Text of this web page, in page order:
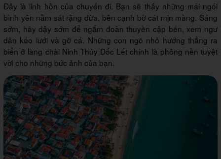
Đây là linh hồn của chuyến đi. Bạn sẽ thấy những mái ngói
bình yên nằm sát rặng dừa, bên cạnh bờ cát mịn màng. Sáng
sớm, hãy dậy sớm để ngắm đoàn thuyền cập bến, xem ngư
dân kéo lưới và gỡ cá. Những con ngõ nhỏ hướng thẳng ra
biển ở làng chài Ninh Thủy Dốc Lết chính là phông nền tuyệt
vời cho những bức ảnh của bạn.